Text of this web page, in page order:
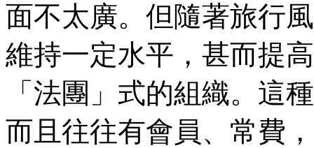
面不太廣。但隨著旅行
維持一定水平，甚而提
「法團」式的組織。這
而且往往有會員、常費